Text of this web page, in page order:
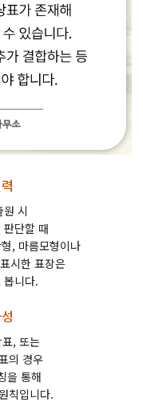
시
단할 때
, 마름모형이나
시한 표장은
봅니다.
, 또는
의 경우
을 통해
칙입니다.